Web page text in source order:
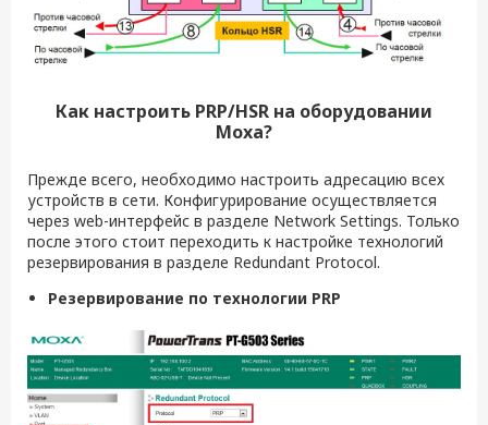
Как настроить PRP/HSR на оборудовании
Moxa?
Прежде всего, необходимо настроить адресацию всех
устройств в сети. Конфигурирование осуществляется
через web-интерфейс в разделе Network Settings. Только
после этого стоит переходить к настройке технологий
резервирования в разделе Redundant Protocol.
Резервирование по технологии PRP